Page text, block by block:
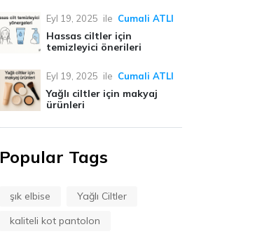
Eyl 19, 2025 ile Cumali ATLI
Hassas ciltler için
temizleyici önerileri
Eyl 19, 2025 ile Cumali ATLI
Yağlı ciltler için makyaj
ürünleri
Popular Tags
şık elbise
Yağlı Ciltler
kaliteli kot pantolon